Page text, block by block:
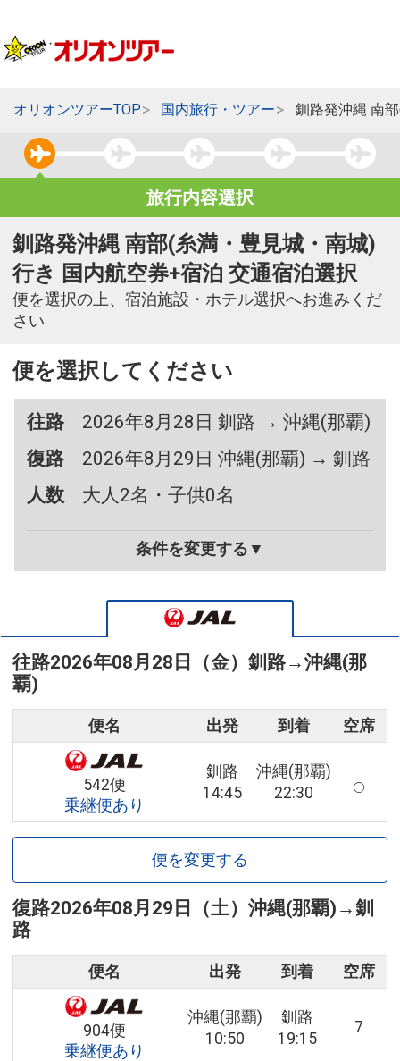
オリオンツアーTOP 国内旅行・ツアー 釧路発沖縄 南
旅行内容選択
釧路発沖縄 南部(糸満・豊見城・南城)
行き 国内航空券+宿泊 交通宿泊選択
便を選択の上、宿泊施設・ホテル選択へお進みくだ
さい
便を選択してください
往路
2026年8月28日 釧路 → 沖縄(那覇)
復路
2026年8月29日 沖縄(那覇) → 釧路
人数
大人2名・子供0名
条件を変更する▼
往路2026年08月28日（金） 釧路→沖縄(那
覇)
便名 出発 到着 空席
542便
乗継便あり
釧路
14:45
沖縄(那覇)
22:30
便を変更する
復路2026年08月29日（土） 沖縄(那覇) →釧
路
便名 出発 到着 空席
904便
乗継便あり
沖縄(那覇)
10:50
釧路
19:15
7